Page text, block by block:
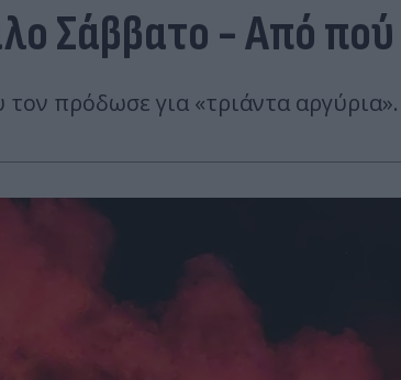
Σάββατο - Από
πρόδωσε για «τριάντα αργύρια».